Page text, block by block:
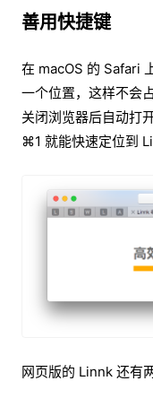
善用快捷键
在 macOS 的 Safari
一个位置，这样不会
关闭浏览器后自动打
⌘1 就能快速定位到
网页版的 Linnk 还有